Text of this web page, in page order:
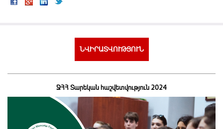
ՆՎԻՐԱՏՎՈՒԹՅՈՒՆ
ՋՀՀ Տարեկան հաշվետվություն 2024